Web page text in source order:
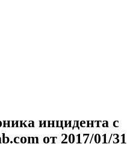
инцидента с
от 2017/01/31